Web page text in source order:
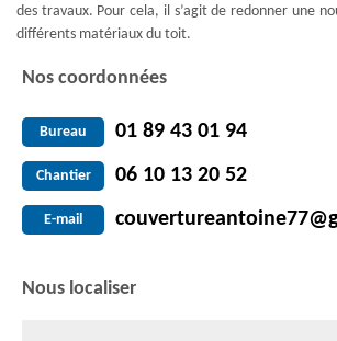
des travaux. Pour cela, il s’agit de redonner une
différents matériaux du toit.
Nos coordonnées
Bureau 01 89 43 01 94
Chantier 06 10 13 20 52
E-mail
Nous localiser